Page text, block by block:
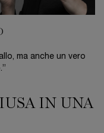
ma anche un vero
IN UNA